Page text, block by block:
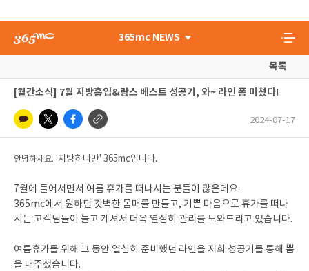
365mc NEWS
목록
[월간소식] 7월 지방흡입&람스 베스트 성공기, 와~ 라인 폼 미쳤다!
2024-07-17
안녕하세요. '지방하나만' 365mc입니다.
7월에 들어서면서 여름 휴가를 떠나시는 분들이 많은데요.
365mc에서 원하던 갓벽한 몸매를 만들고, 기쁜 마음으로 휴가를 떠나
시는 고객님들이 늘고 계셔서 더욱 열심히 관리를 도와드리고 있습니다.
여름휴가를 위해 그 동안 열심히 준비했던 라인을 저희 성공기를 통해 뽐
을 내주셨습니다.